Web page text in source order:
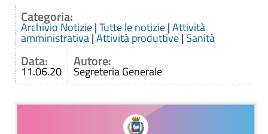
Categoria:
Archivio Notizie|Tutte le notizie|Attività
amministrativa|Attività produttive| Sanità
Data:
11.06.20
Autore:
Segreteria Generale